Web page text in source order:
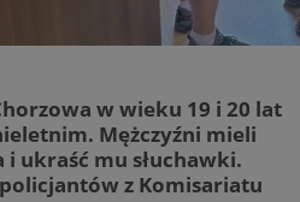
w wieku 19 i 20 lat
Mężczyźni mieli
ukraść mu słuchawki.
z Komisariatu